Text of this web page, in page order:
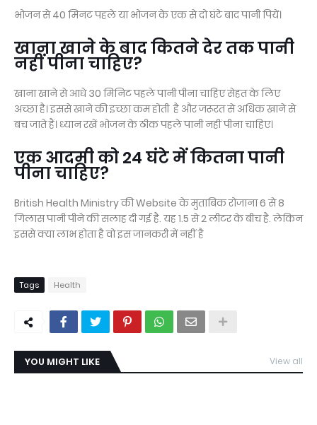
भोजन से 40 मिनट पहले या भोजन के एक से दो घंटे बाद पानी पियें।
खाना खाने के बाद कितने देर तक पानी
नहीं पीना चाहिए?
खाना खाने से आधे 30 मिनिट पहले पानी पीना चाहिए सेहत के लिए
अच्छा है। इससे खाने की इच्छा कम होती है और जरूरत से अधिक खाने से
बच जाते हैं। ध्यान रखें भोजन के ठीक पहले पानी नहीं पीना चाहिए।
एक आदमी को 24 घंटे में कितना पानी
पीना चाहिए?
British Health Ministry की Website के मुताबिक रोजाना 6 से 8
गिलास पानी पीने की सलाह दी गई है. यह 1.5 से 2 लीटर के बीच है. लेकिन
इससे क्या लाभ होता है वो इस जानकरी में नहीं है
Tags Health
YOU MIGHT LIKE View all